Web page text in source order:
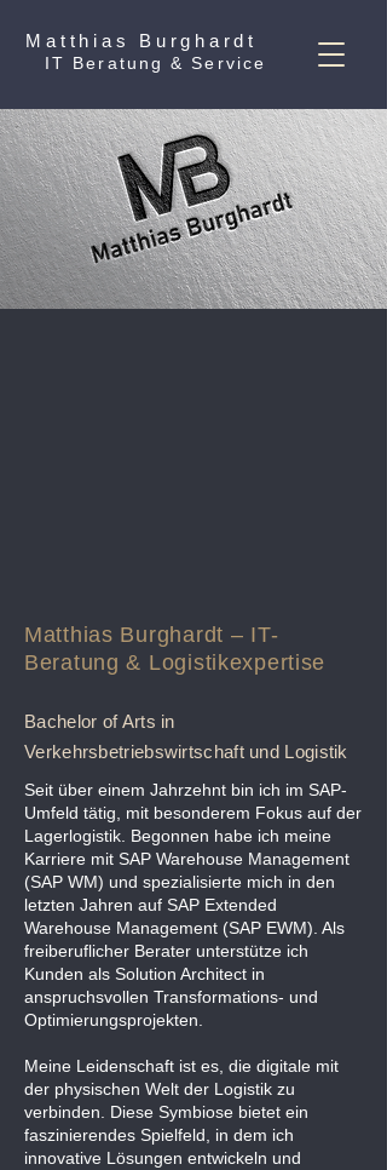
Matthias Burghardt
IT Beratung & Service
Matthias Burghardt – IT-
Beratung & Logistikexpertise
Bachelor of Arts in
Verkehrsbetriebswirtschaft und Logistik
Seit über einem Jahrzehnt bin ich im SAP-
Umfeld tätig, mit besonderem Fokus auf der
Lagerlogistik. Begonnen habe ich meine
Karriere mit SAP Warehouse Management
(SAP WM) und spezialisierte mich in den
letzten Jahren auf SAP Extended
Warehouse Management (SAP EWM). Als
freiberuflicher Berater unterstütze ich
Kunden als Solution Architect in
anspruchsvollen Transformations- und
Optimierungsprojekten.
Meine Leidenschaft ist es, die digitale mit
der physischen Welt der Logistik zu
verbinden. Diese Symbiose bietet ein
faszinierendes Spielfeld, in dem ich
innovative Lösungen entwickeln und